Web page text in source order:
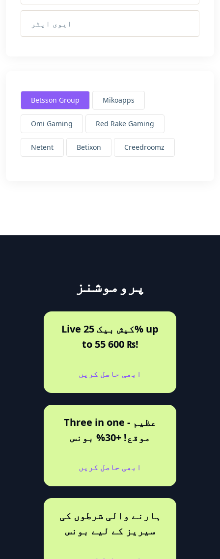
ایوی ایٹر
Betsson Group Mikoapps
Omi Gaming Red Rake Gaming
Netent Betixon Creedroomz
پروموشنز
Live کیش بیک 25% up
to 55 600 ₨!
ابھی حاصل کریں
Three in one - عظیم
موقع! +30% بونس
ابھی حاصل کریں
ہارنے والی شرطوں کی
سیریز کے لیے بونس